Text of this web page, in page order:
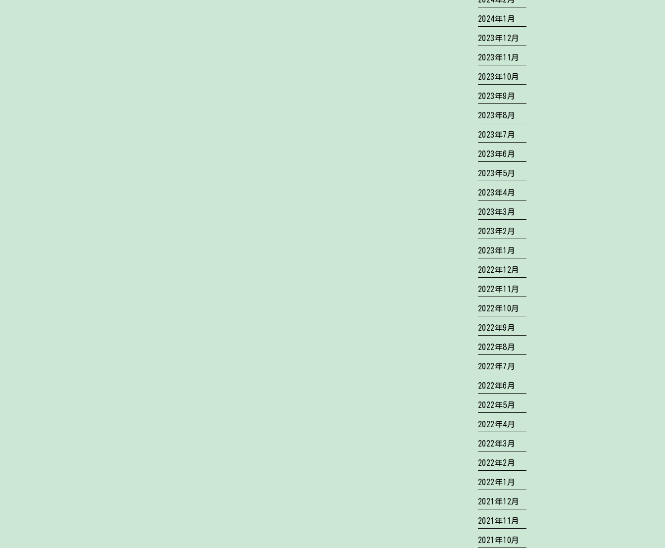
2024年1月
2023年12月
2023年11月
2023年10月
2023年9月
2023年8月
2023年7月
2023年6月
2023年5月
2023年4月
2023年3月
2023年2月
2023年1月
2022年12月
2022年11月
2022年10月
2022年9月
2022年8月
2022年7月
2022年6月
2022年5月
2022年4月
2022年3月
2022年2月
2022年1月
2021年12月
2021年11月
2021年10月